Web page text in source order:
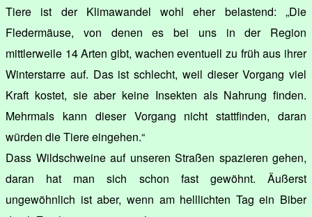
Tiere ist der Klimawandel wohl eher belastend: „Die
Fledermäuse, von denen es bei uns in der Region
mittlerweile 14 Arten gibt, wachen eventuell zu früh aus ihrer
Winterstarre auf. Das ist schlecht, weil dieser Vorgang viel
Kraft kostet, sie aber keine Insekten als Nahrung finden.
Mehrmals kann dieser Vorgang nicht stattfinden, daran
würden die Tiere eingehen.“
Dass Wildschweine auf unseren Straßen spazieren gehen,
daran hat man sich schon fast gewöhnt. Äußerst
ungewöhnlich ist aber, wenn am helllichten Tag ein Biber